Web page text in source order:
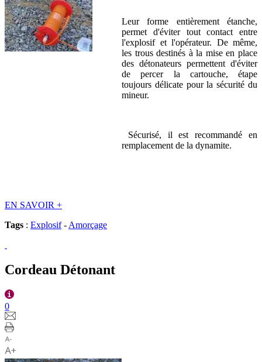
Leur forme entièrement étanche,
permet d'éviter tout contact entre
l'explosif et l'opérateur. De même,
les trous destinés à la mise en place
des détonateurs permettent d'éviter
de percer la cartouche, étape
toujours délicate pour la sécurité du
mineur.
Sécurisé, il est recommandé en
remplacement de la dynamite.
EN SAVOIR +
Tags : Explosif- Amorçage
Cordeau Détonant
0